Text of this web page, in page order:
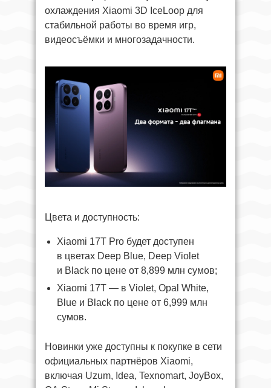
охлаждения Xiaomi 3D IceLoop для
стабильной работы во время игр,
видеосъёмки и многозадачности.
Цвета и доступность:
Xiaomi 17T Pro будет доступен
в цветах Deep Blue, Deep Violet
и Black по цене от 8,899 млн сумов;
Xiaomi 17T — в Violet, Opal White,
Blue и Black по цене от 6,999 млн
сумов.
Новинки уже доступны к покупке в сети
официальных партнёров Xiaomi,
включая Uzum, Idea, Texnomart, JoyBox,